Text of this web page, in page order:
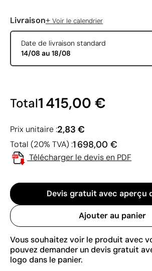
Livraison+ Voir le calendrier
Date de livraison standard
14/08 au 18/08
Total1 415,00 €
Prix unitaire :2,83 €
Total (20% TVA) :1 698,00 €
Télécharger le devis en PDF
Devis gratuit avec aperçu
Ajouter au panier
Vous souhaitez voir le produit avec
pouvez demander un devis gratuit
logo dans le panier.